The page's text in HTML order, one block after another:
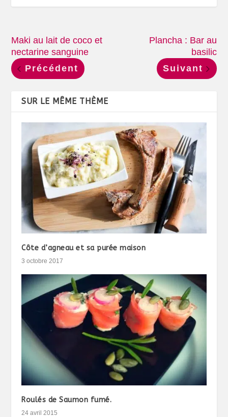
Maki au lait de coco et
nectarine sanguine
Précédent
Plancha : Bar au
basilic
Suivant
SUR LE MÊME THÈME
Côte d’agneau et sa purée maison
3 octobre 2017
Roulés de Saumon fumé.
24 avril 2015